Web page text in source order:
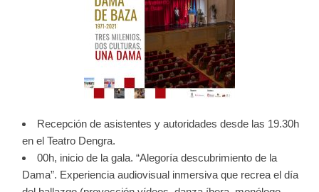
Recepción de asistentes y autoridades desde las 19.30h
en el Teatro Dengra.
00h, inicio de la gala. “Alegoría descubrimiento de la
Dama”. Experiencia audiovisual inmersiva que recrea el día